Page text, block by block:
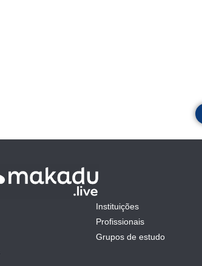
Instituições
Profissionais
Grupos de estudo